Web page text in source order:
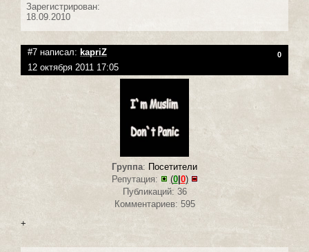
Зарегистрирован:
18.09.2010
#7 написал: kapriZ 0
12 октября 2011 17:05
Группа: Посетители
Репутация:
(0| 0)
Публикаций: 36
Комментариев: 595
+